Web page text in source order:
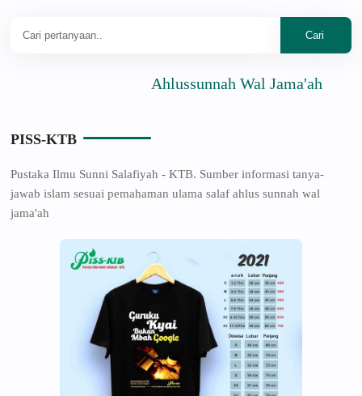
Ahlussunnah Wal Jama'ah
PISS-KTB
Pustaka Ilmu Sunni Salafiyah - KTB. Sumber informasi tanya-
jawab islam sesuai pemahaman ulama salaf ahlus sunnah wal
jama'ah